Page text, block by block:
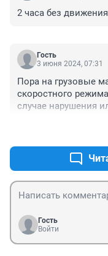
пробке ,за
лето! Задаёшься
специалисты
движение ,не везде
графику ,почему не
закрывая старую
.Делают тупо
2 часа без
Гость
3 июня 2024, 07:31
Пора на грузовые
скоростного
случае нарушения
Гость
Войти